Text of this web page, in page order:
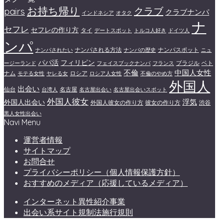
pairs お持ち帰り インドネシア オタク クラブ クラブナンパ
セフレ セフレの作り方 タイ デートスポット トルコ人好き ドイツ人 ナ
ンパ ナンパされたい ナンパされる方法 ナンパの歴史 ナンパスポット ニュ
ージーランド パパ活 フィリピン フェイスブックナンパ フランス ブラジル ベト
ナム モテる女性 ヤレる女 ロシア ロシア人女性 不倫 不倫のやめ方 中国人女性
仙台 出会い 台湾人 名古屋 名古屋出会い 名古屋出会いスポット 外国人
外国人出会い 外国人彼女 外国人彼女の作り方 彼女の作り方 浮気 渋谷
黒人女性出会い
Navi Menu
運営者情報
サイトマップ
お問合せ
プライバシーポリシー（個人情報保護方針）
おすすめのメディア（応援しているメディア）
インターネット異性紹介事業
出会い系サイト規制法施行規則